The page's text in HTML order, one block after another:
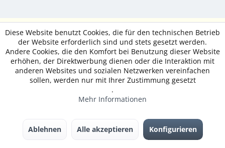
Diese Website benutzt Cookies, die für den technischen Betrieb
der Website erforderlich sind und stets gesetzt werden.
Andere Cookies, die den Komfort bei Benutzung dieser Website
erhöhen, der Direktwerbung dienen oder die Interaktion mit
anderen Websites und sozialen Netzwerken vereinfachen
sollen, werden nur mit Ihrer Zustimmung gesetzt
.
Mehr Informationen
Ablehnen Alle akzeptieren Konfigurieren